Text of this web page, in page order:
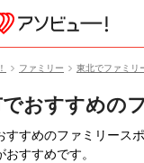
ファミリー 東北でファミリ
おすすめの
すすめのファミリース
すすめです。